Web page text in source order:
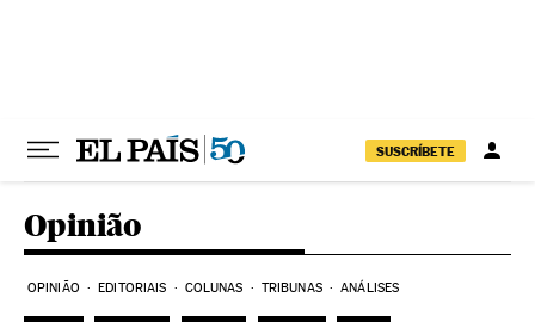
SUSCRÍBETE
Opinião
OPINIÃO EDITORIAIS COLUNAS TRIBUNAS ANÁLISES